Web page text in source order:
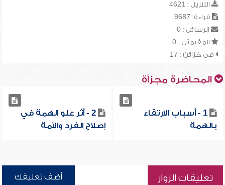
التنزيل : 4621
قراءة: 9687
الرسائل : 0
المقيميّن : 0
في خزائن : 17
المحاضرة مجزأة
1 - أسباب الارتقاء
بالهمة
2 - أثر علو الهمة في
إصلاح الفرد والأمة
تعليقات الزوار أضف تعليقك